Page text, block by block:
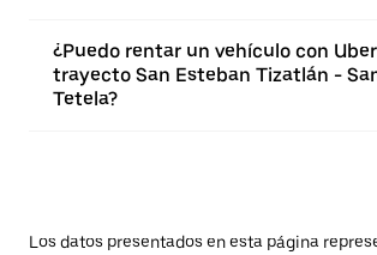
¿Puedo rentar un vehículo con
trayecto San Esteban Tizatlán -
Tetela?
Los datos presentados en esta página